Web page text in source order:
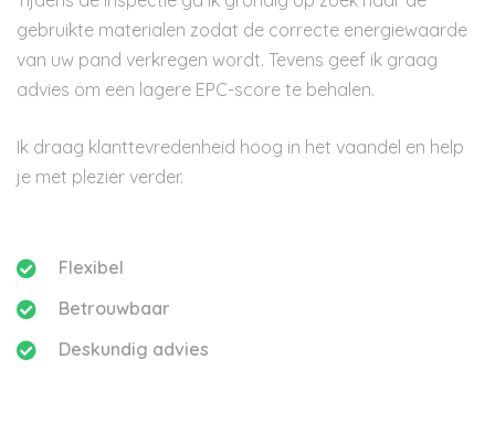
gebruikte materialen zodat de correcte energiewaarde
van uw pand verkregen wordt. Tevens geef ik graag
advies om een lagere EPC-score te behalen.
Ik draag klanttevredenheid hoog in het vaandel en help
je met plezier verder.
Flexibel
Betrouwbaar
Deskundig advies